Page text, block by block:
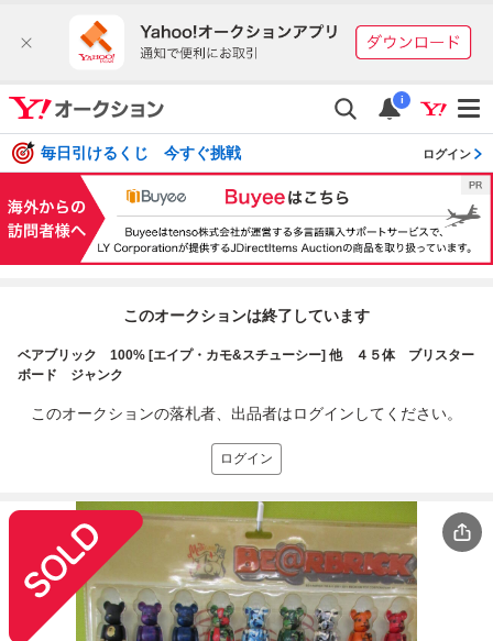
i
毎日引けるくじ 今すぐ挑戦 ログイン
このオークションは終了しています
ベアブリック 100% [エイプ・カモ&スチューシー] 他 ４５体 ブリスター
ボード ジャンク
このオークションの落札者、出品者はログインしてください。
ログイン